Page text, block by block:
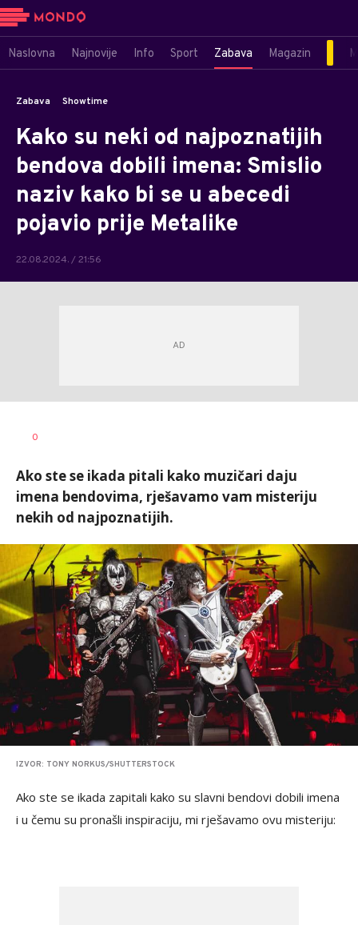
Naslovna Najnovije Info Sport Zabava Magazin
Zabava Showtime
Kako su neki od najpoznatijih
bendova dobili imena: Smislio
naziv kako bi se u abecedi
pojavio prije Metalike
22.08.2024. / 21:56
AUTOR
0
Ako ste se ikada pitali kako muzičari daju
imena bendovima, rješavamo vam misteriju
nekih od najpoznatijih.
IZVOR: TONY NORKUS/SHUTTERSTOCK
Ako ste se ikada zapitali kako su slavni bendovi dobili imena
i u čemu su pronašli inspiraciju, mi rješavamo ovu misteriju: